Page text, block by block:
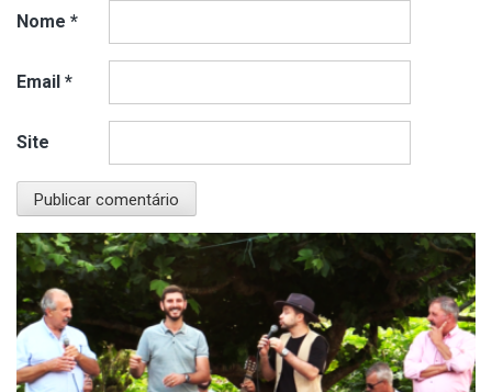
Nome *
Email *
Site